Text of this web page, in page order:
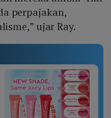
perpajakan,
ujar Ray.